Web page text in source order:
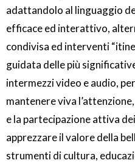
adattandolo al linguaggio
efficace ed interattivo,
condivisa ed interventi
guidata delle più
intermezzi video e audio,
mantenere viva
e la partecipazione attiva
apprezzare il valore della
strumenti di cultura,